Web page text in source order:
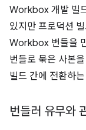
Workbox 개발 빌
있지만 프로덕션
Workbox 번들을
번들로 묶은 사본
빌드 간에 전환하
번들러 유무와